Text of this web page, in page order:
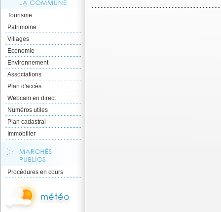
Tourisme
Patrimoine
Villages
Economie
Environnement
Associations
Plan d'accès
Webcam en direct
Numéros utiles
Plan cadastral
Immobilier
Procédures en cours